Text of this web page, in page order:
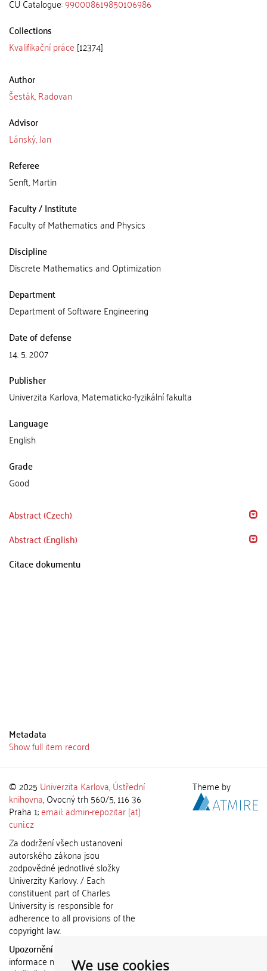
We use cookies
CU Catalogue:990008619850106986
Collections
Kvalifikační práce [12374]
Author
Šesták, Radovan
Advisor
Lánský, Jan
Referee
Senft, Martin
Faculty / Institute
Faculty of Mathematics and Physics
Discipline
Discrete Mathematics and Optimization
Department
Department of Software Engineering
Date of defense
14. 5. 2007
Publisher
Univerzita Karlova, Matematicko-fyzikální fakulta
Language
English
Grade
Good
Abstract (Czech)
Abstract (English)
Citace dokumentu
Metadata
Show full item record
© 2025 Univerzita Karlova,Ústřední
knihovna, Ovocný trh 560/5, 116 36
Praha 1;email: admin-repozitar [at]
cuni.cz
Za dodržení všech ustanovení
autorského zákona jsou
zodpovědné jednotlivé složky
Univerzity Karlovy. / Each
constituent part of Charles
University is responsible for
adherence to all provisions of the
copyright law.
Upozornění / Notice:
informace nemohou být použity k
Theme by